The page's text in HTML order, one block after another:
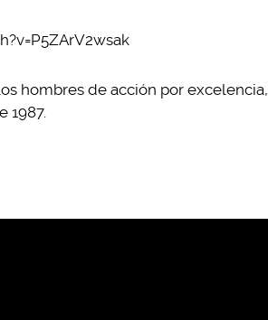
hombres de acción por
1987.